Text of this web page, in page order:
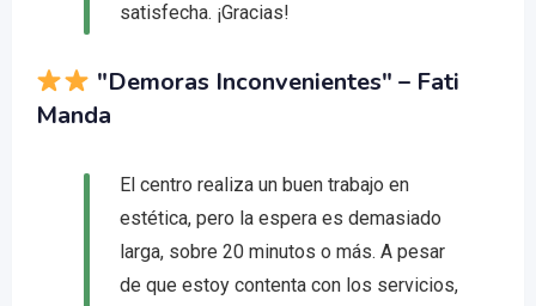
satisfecha. ¡Gracias!
"Demoras Inconvenientes" – Fati
Manda
El centro realiza un buen trabajo en
estética, pero la espera es demasiado
larga, sobre 20 minutos o más. A pesar
de que estoy contenta con los servicios,